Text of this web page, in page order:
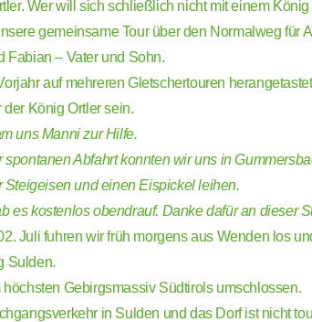
Wer will sich schließlich nicht mit einem
gemeinsame Tour über den Normalweg für
Fabian – Vater und Sohn.
auf mehreren Gletschertouren
König Ortler sein.
uns Manni zur Hilfe.
spontanen Abfahrt konnten wir uns in
Steigeisen und einen Eispickel leihen.
es kostenlos obendrauf. Danke dafür an dieser
Juli fuhren wir früh morgens aus Wenden los
Sulden.
Gebirgsmassiv Südtirols umschlossen.
in Sulden und das Dorf ist nicht